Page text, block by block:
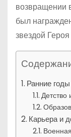
возвращении
был
звездой
Ранние
Детство
Карьера и